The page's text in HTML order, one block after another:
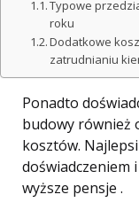
Typowe
roku
Dodatkowe
zatrudnianiu
Ponadto
budowy również
kosztów.
doświadczeniem
wyższe pensje .